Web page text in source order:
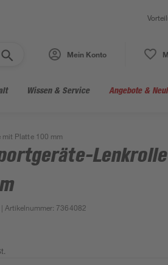
Mein Konto
Wissen & Service Angebote &
mit Platte 100 mm
| Artikelnummer: 7364082